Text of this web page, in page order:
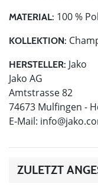
MATERIAL: 100 %
KOLLEKTION:
HERSTELLER: Jako
Jako AG
Amtstrasse 82
74673 Mulfingen -
E-Mail:
ZULETZT